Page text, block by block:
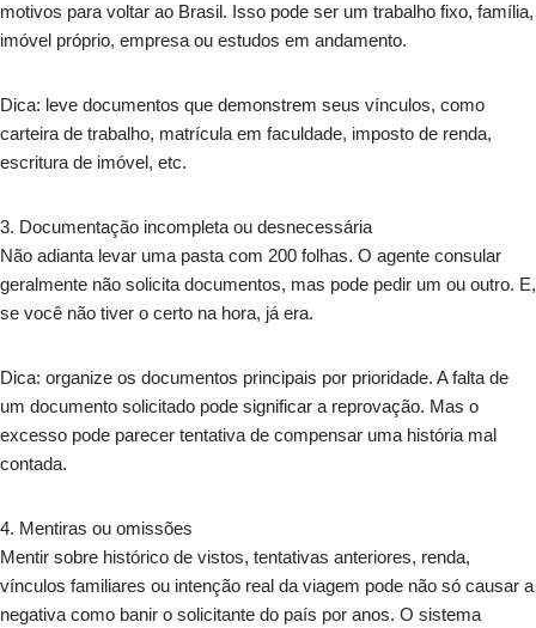
motivos para voltar ao Brasil. Isso pode ser um trabalho fixo, família,
imóvel próprio, empresa ou estudos em andamento.
Dica: leve documentos que demonstrem seus vínculos, como
carteira de trabalho, matrícula em faculdade, imposto de renda,
escritura de imóvel, etc.
3.⁠ ⁠Documentação incompleta ou desnecessária
Não adianta levar uma pasta com 200 folhas. O agente consular
geralmente não solicita documentos, mas pode pedir um ou outro. E,
se você não tiver o certo na hora, já era.
Dica: organize os documentos principais por prioridade. A falta de
um documento solicitado pode significar a reprovação. Mas o
excesso pode parecer tentativa de compensar uma história mal
contada.
4.⁠ ⁠Mentiras ou omissões
Mentir sobre histórico de vistos, tentativas anteriores, renda,
vínculos familiares ou intenção real da viagem pode não só causar a
negativa como banir o solicitante do país por anos. O sistema